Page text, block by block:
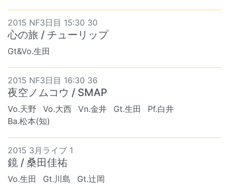
2015 NF3日目 15:30 30
心の旅 / チューリップ
Gt&Vo.生田
2015 NF3日目 16:30 36
夜空ノムコウ / SMAP
Vo.天野 Vo.大西 Vn.金井 Gt.生田
Pf.白井
Ba.松本(知)
2015 3月ライブ 1
鏡 / 桑田佳祐
Vo.生田 Gt.川島 Gt.辻岡